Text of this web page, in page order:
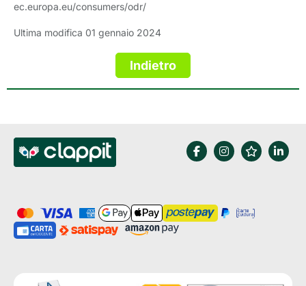
ec.europa.eu/consumers/odr/
Ultima modifica 01 gennaio 2024